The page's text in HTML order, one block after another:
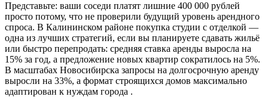
Представьте: ваши соседи платят лишние 400 000 рублей
просто потому, что не проверили будущий уровень арендного
спроса. В Калининском районе покупка студии с отделкой —
одна из лучших стратегий, если вы планируете сдавать жильё
или быстро перепродать: средняя ставка аренды выросла на
15% за год, а предложение новых квартир сократилось на 5%.
В масштабах Новосибирска запросы на долгосрочную аренду
выросли на 33%, а формат строящихся домов максимально
адаптирован к нуждам города .